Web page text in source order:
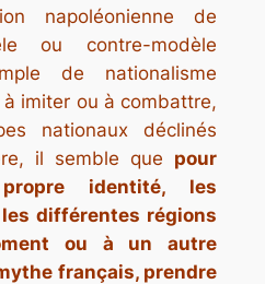
napoléonienne de
ou contre-modèle
de nationalisme
imiter ou à combattre,
nationaux déclinés
il semble que pour
identité, les
différentes régions
ou à un autre
français, prendre